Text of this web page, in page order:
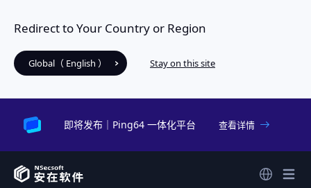
Redirect to Your Country or Region
Global（ English ） Stay on this site
即将发布｜Ping64 一体化平台 查看详情